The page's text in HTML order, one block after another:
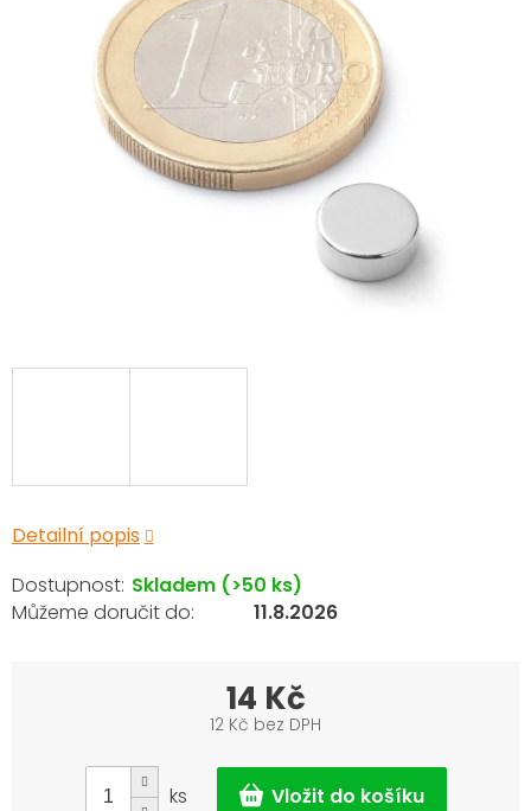
Detailní popis
Skladem (>50 ks)
11.8.2026
14 Kč
12 Kč bez DPH
cena:
ks